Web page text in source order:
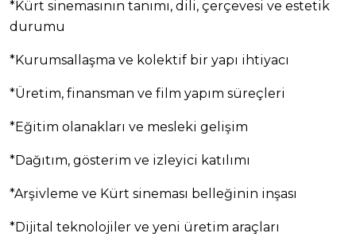
*Kürt sinemasının tanımı, dili, çerçevesi ve estetik
durumu
*Kurumsallaşma ve kolektif bir yapı ihtiyacı
*Üretim, finansman ve film yapım süreçleri
*Eğitim olanakları ve mesleki gelişim
*Dağıtım, gösterim ve izleyici katılımı
*Arşivleme ve Kürt sineması belleğinin inşası
*Dijital teknolojiler ve yeni üretim araçları